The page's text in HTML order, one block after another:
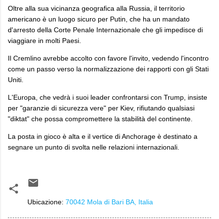
Oltre alla sua vicinanza geografica alla Russia, il territorio
americano è un luogo sicuro per Putin, che ha un mandato
d'arresto della Corte Penale Internazionale che gli impedisce di
viaggiare in molti Paesi.
Il Cremlino avrebbe accolto con favore l'invito, vedendo l'incontro
come un passo verso la normalizzazione dei rapporti con gli Stati
Uniti.
L'Europa, che vedrà i suoi leader confrontarsi con Trump, insiste
per "garanzie di sicurezza vere" per Kiev, rifiutando qualsiasi
"diktat" che possa compromettere la stabilità del continente.
La posta in gioco è alta e il vertice di Anchorage è destinato a
segnare un punto di svolta nelle relazioni internazionali.
Ubicazione: 70042 Mola di Bari BA, Italia